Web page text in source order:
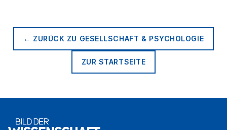
← ZURÜCK ZU GESELLSCHAFT & PSYCHOLOGIE
ZUR STARTSEITE